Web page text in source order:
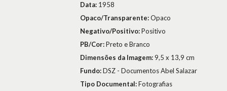
Data: 1958
Opaco/Transparente:Opaco
Negativo/Positivo:Positivo
PB/Cor:Preto e Branco
Dimensões da Imagem:9,5 x 13,9 cm
Fundo:DSZ - Documentos Abel Salazar
Tipo Documental:Fotografias